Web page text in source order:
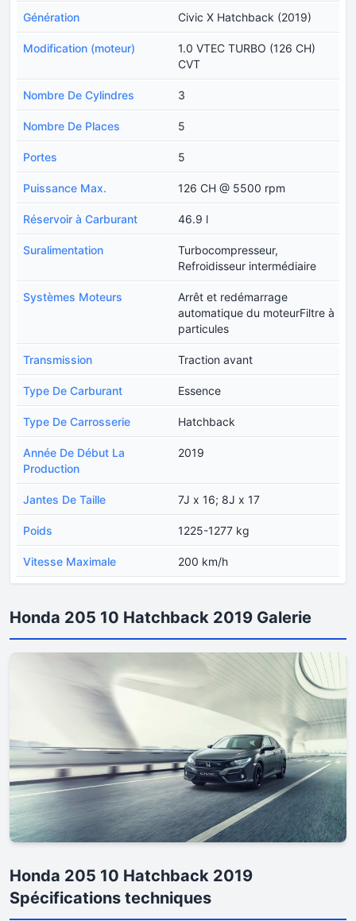
Génération Civic X Hatchback (2019)
Modification (moteur)
1.0 VTEC TURBO (126 CH)
CVT
Nombre De Cylindres 3
Nombre De Places 5
Portes 5
Puissance Max. 126 CH @ 5500 rpm
Réservoir à Carburant 46.9 l
Suralimentation
Turbocompresseur,
Refroidisseur intermédiaire
Systèmes Moteurs
Arrêt et redémarrage
automatique du moteurFiltre à
particules
Transmission Traction avant
Type De Carburant Essence
Type De Carrosserie Hatchback
Année De Début La
Production
2019
Jantes De Taille 7J x 16; 8J x 17
Poids 1225-1277 kg
Vitesse Maximale 200 km/h
Honda 205 10 Hatchback 2019 Galerie
Honda 205 10 Hatchback 2019
Spécifications techniques